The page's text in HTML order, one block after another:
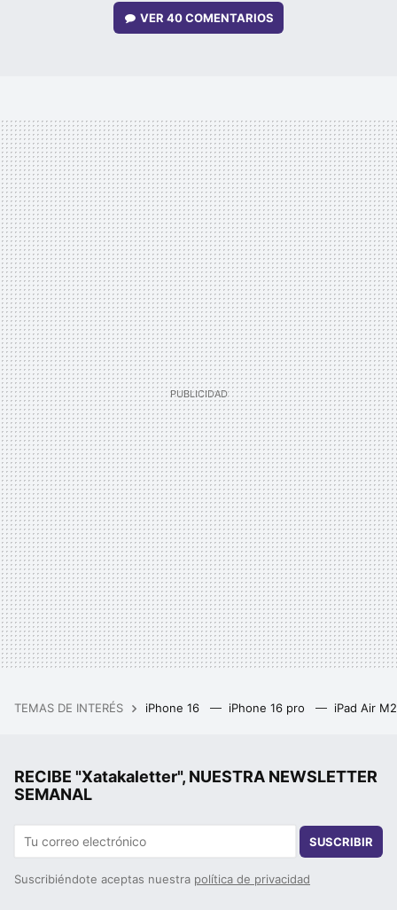
VER40 COMENTARIOS
TEMAS DE INTERÉS iPhone 16 iPhone 16 pro iPad Air
RECIBE "Xatakaletter", NUESTRA NEWSLETTER
SEMANAL
SUSCRIBIR
Suscribiéndote aceptas nuestra política de privacidad